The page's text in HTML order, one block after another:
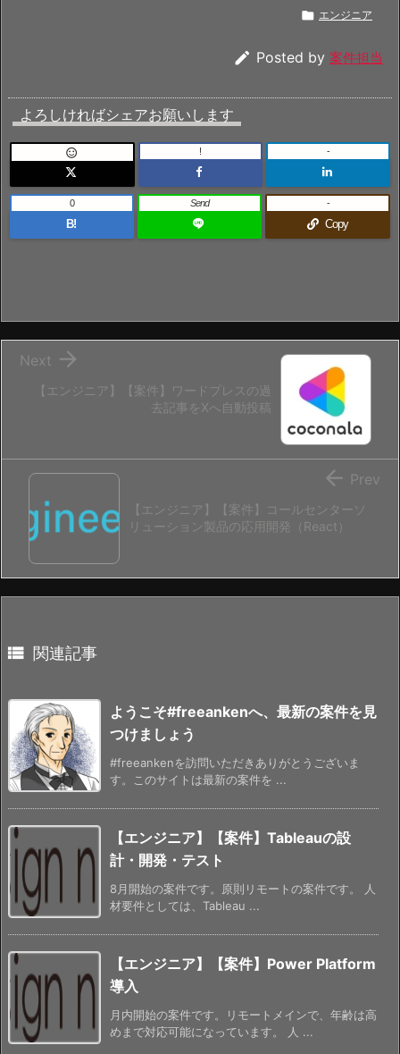
 エンジニア
 Posted by 案件担当
よろしければシェアお願いします
 ! -
B!
0 Send
Copy
-
【エンジニア】【案件】ワードプレスの過
去記事をXへ自動投稿

Next
【エンジニア】【案件】コールセンターソ
リューション製品の応用開発（React）
 Prev
 関連記事
ようこそ#freeankenへ、最新の案件を見
つけましょう
#freeankenを訪問いただきありがとうございま
す。このサイトは最新の案件を ...
【エンジニア】【案件】Tableauの設
計・開発・テスト
8月開始の案件です。原則リモートの案件です。 人
材要件としては、Tableau ...
【エンジニア】【案件】Power Platform
導入
月内開始の案件です。リモートメインで、年齢は高
めまで対応可能になっています。 人 ...